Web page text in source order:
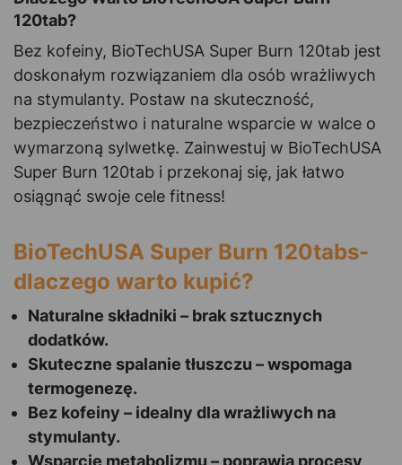
120tab?
Bez kofeiny, BioTechUSA Super Burn 120tab jest
doskonałym rozwiązaniem dla osób wrażliwych
na stymulanty. Postaw na skuteczność,
bezpieczeństwo i naturalne wsparcie w walce o
wymarzoną sylwetkę. Zainwestuj w BioTechUSA
Super Burn 120tab i przekonaj się, jak łatwo
osiągnąć swoje cele fitness!
BioTechUSA Super Burn 120tabs-
dlaczego warto kupić?
Naturalne składniki – brak sztucznych
dodatków.
Skuteczne spalanie tłuszczu – wspomaga
termogenezę.
Bez kofeiny – idealny dla wrażliwych na
stymulanty.
Wsparcie metabolizmu – poprawia procesy